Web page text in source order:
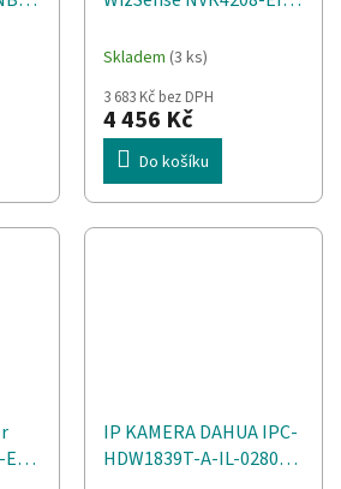
Černá
Skladem (3 ks)
3 683 Kč bez DPH
4 456 Kč
Do košíku
EI
IP KAMERA DAHUA IPC-
HDW1839T-A-IL-0280B-